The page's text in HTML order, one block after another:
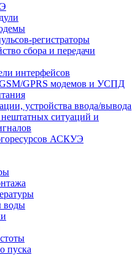
регистраторы
сбора и передачи
интерфейсов
GPRS модемов и УСПД
устройства ввода/вывода
нештатных ситуаций и
АСКУЭ
воды
пуска